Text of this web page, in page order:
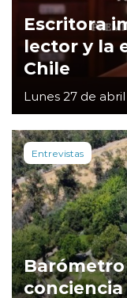
Escritora
lector y la
Chile
Lunes 27 de
Entrevistas